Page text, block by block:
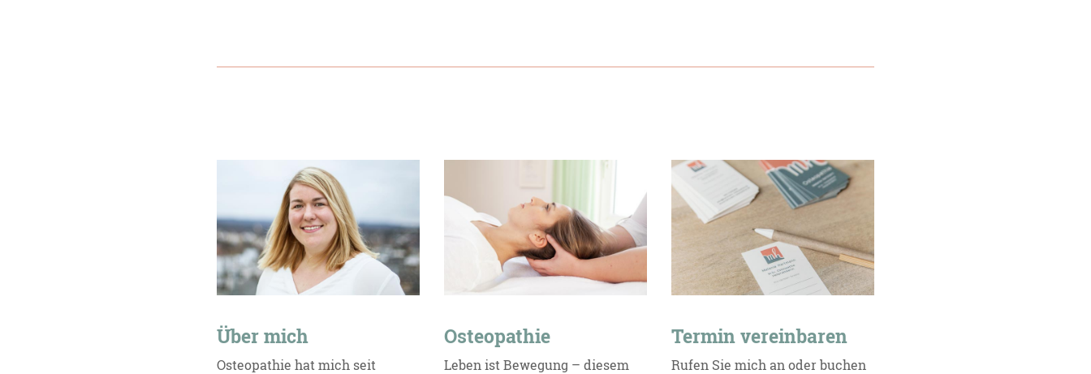
Über mich
Osteopathie hat mich seit
Osteopathie
Leben ist Bewegung – diesem
Termin vereinbaren
Rufen Sie mich an oder buchen